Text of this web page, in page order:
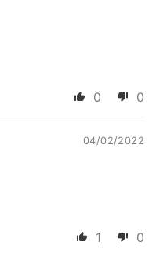
0 0
04/02/2022
1 0